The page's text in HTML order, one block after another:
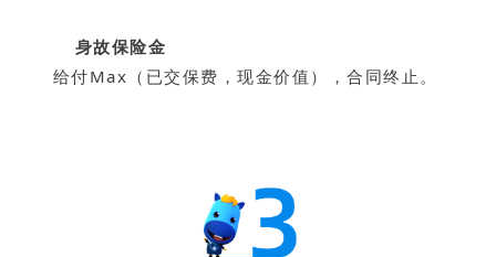
身故保险金
给付Max（已交保费，现金价值），合同终止。